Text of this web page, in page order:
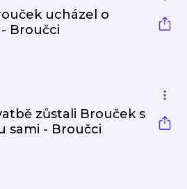
ucházel o
Broučci
zůstali Brouček s
sami - Broučci